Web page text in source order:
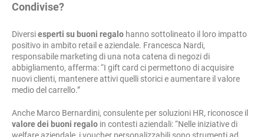
Condivise?
Diversiesperti su buoni regalo hanno sottolineato il loro impatto
positivo in ambito retail e aziendale. Francesca Nardi,
responsabile marketing di una nota catena di negozi di
abbigliamento, afferma: “I gift card ci permettono di acquisire
nuovi clienti, mantenere attivi quelli storici e aumentare il valore
medio del carrello.”
Anche Marco Bernardini, consulente per soluzioni HR, riconosce il
valore dei buoni regalo in contesti aziendali: “Nelle iniziative di